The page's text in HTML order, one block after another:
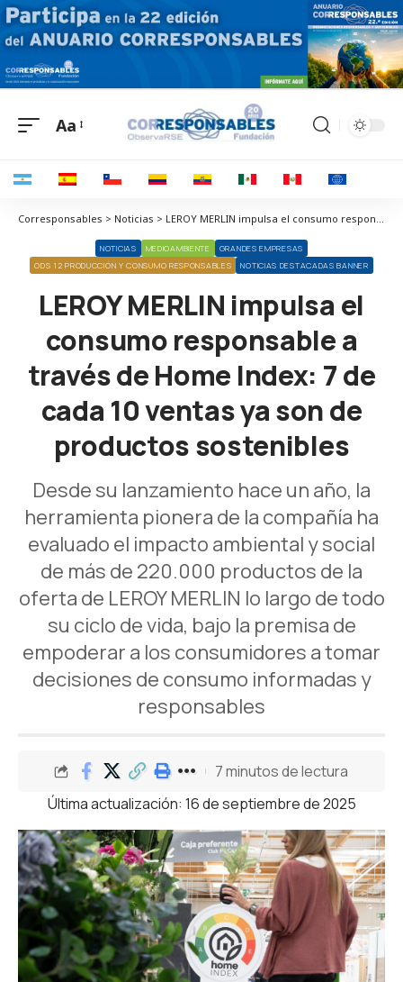
Aa
Corresponsables > Noticias > LEROY MERLIN impulsa el consumo responsable a través de Home Index: 7 de cada 10 ventas ya son de productos sostenibles
NOTICIAS MEDIOAMBIENTE
GRANDES EMPRESAS
ODS 12 PRODUCCIÓN Y CONSUMO RESPONSABLES
NOTICIAS DESTACADAS BANNER
LEROY MERLIN impulsa el
consumo responsable a
través de Home Index: 7 de
cada 10 ventas ya son de
productos sostenibles
Desde su lanzamiento hace un año, la
herramienta pionera de la compañía ha
evaluado el impacto ambiental y social
de más de 220.000 productos de la
oferta de LEROY MERLIN lo largo de todo
su ciclo de vida, bajo la premisa de
empoderar a los consumidores a tomar
decisiones de consumo informadas y
responsables
Última actualización: 16 de septiembre de 2025
7 minutos de lectura